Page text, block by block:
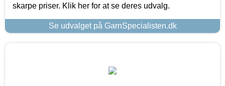
skarpe priser. Klik her for at se deres udvalg.
Se udvalget på GarnSpecialisten.dk